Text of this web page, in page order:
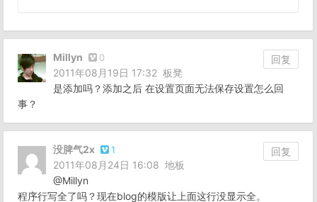
Millyn 0
回复
2011年08月19日 17:32 板凳
是添加吗？添加之后 在设置页面无法保存设置怎么回
事？
没脾气2x 1
回复
2011年08月24日 16:08 地板
@Millyn
程序行写全了吗？现在blog的模版让上面这行没显示全。